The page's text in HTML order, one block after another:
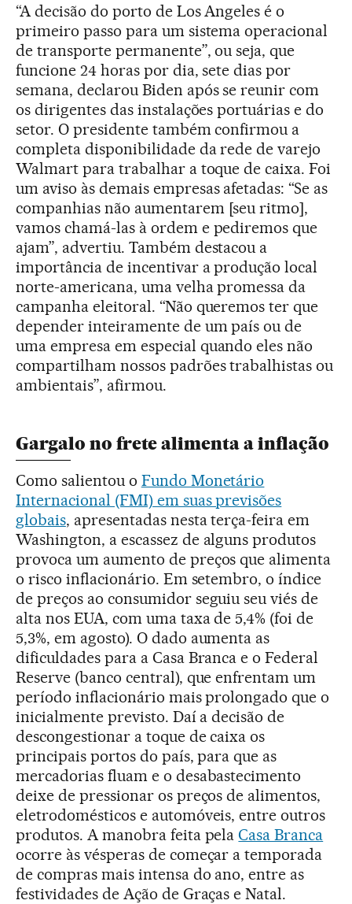
“A decisão do porto de Los Angeles é o
primeiro passo para um sistema operacional
de transporte permanente”, ou seja, que
funcione 24 horas por dia, sete dias por
semana, declarou Biden após se reunir com
os dirigentes das instalações portuárias e do
setor. O presidente também confirmou a
completa disponibilidade da rede de varejo
Walmart para trabalhar a toque de caixa. Foi
um aviso às demais empresas afetadas: “Se as
companhias não aumentarem [seu ritmo],
vamos chamá-las à ordem e pediremos que
ajam”, advertiu. Também destacou a
importância de incentivar a produção local
norte-americana, uma velha promessa da
campanha eleitoral. “Não queremos ter que
depender inteiramente de um país ou de
uma empresa em especial quando eles não
compartilham nossos padrões trabalhistas ou
ambientais”, afirmou.
Gargalo no frete alimenta a inflação
Como salientou o Fundo Monetário
Internacional (FMI) em suas previsões
globais, apresentadas nesta terça-feira em
Washington, a escassez de alguns produtos
provoca um aumento de preços que alimenta
o risco inflacionário. Em setembro, o índice
de preços ao consumidor seguiu seu viés de
alta nos EUA, com uma taxa de 5,4% (foi de
5,3%, em agosto). O dado aumenta as
dificuldades para a Casa Branca e o Federal
Reserve (banco central), que enfrentam um
período inflacionário mais prolongado que o
inicialmente previsto. Daí a decisão de
descongestionar a toque de caixa os
principais portos do país, para que as
mercadorias fluam e o desabastecimento
deixe de pressionar os preços de alimentos,
eletrodomésticos e automóveis, entre outros
produtos. A manobra feita pelaCasa Branca
ocorre às vésperas de começar a temporada
de compras mais intensa do ano, entre as
festividades de Ação de Graças e Natal.